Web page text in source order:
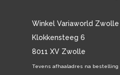
Winkel Variaworld Zwolle
Klokkensteeg 6
8011 XV Zwolle
Tevens afhaaladres na bestelling